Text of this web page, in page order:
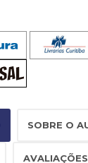
SOBRE O